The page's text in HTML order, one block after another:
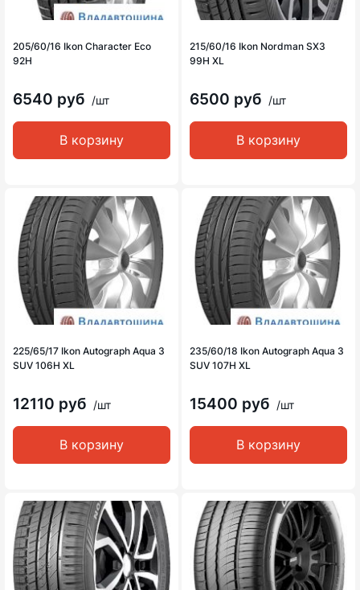
205/60/16 Ikon Character Eco
92H
6540 руб /шт
В корзину
215/60/16 Ikon Nordman SX3
99H XL
6500 руб /шт
В корзину
225/65/17 Ikon Autograph Aqua 3
SUV 106H XL
12110 руб /шт
В корзину
235/60/18 Ikon Autograph Aqua 3
SUV 107H XL
15400 руб /шт
В корзину